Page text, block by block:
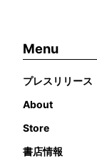
Menu
プレスリリース
About
Store
書店情報